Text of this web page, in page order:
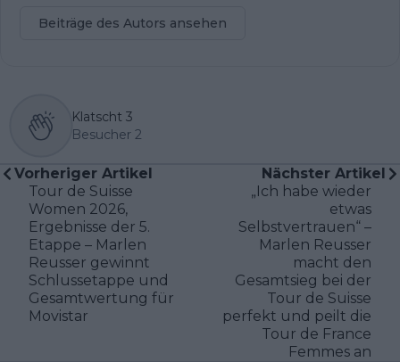
Beiträge des Autors ansehen
Klatscht 3
Besucher 2
Vorheriger Artikel
Tour de Suisse
Women 2026,
Ergebnisse der 5.
Etappe – Marlen
Reusser gewinnt
Schlussetappe und
Gesamtwertung für
Movistar
Nächster Artikel
„Ich habe wieder
etwas
Selbstvertrauen“ –
Marlen Reusser
macht den
Gesamtsieg bei der
Tour de Suisse
perfekt und peilt die
Tour de France
Femmes an